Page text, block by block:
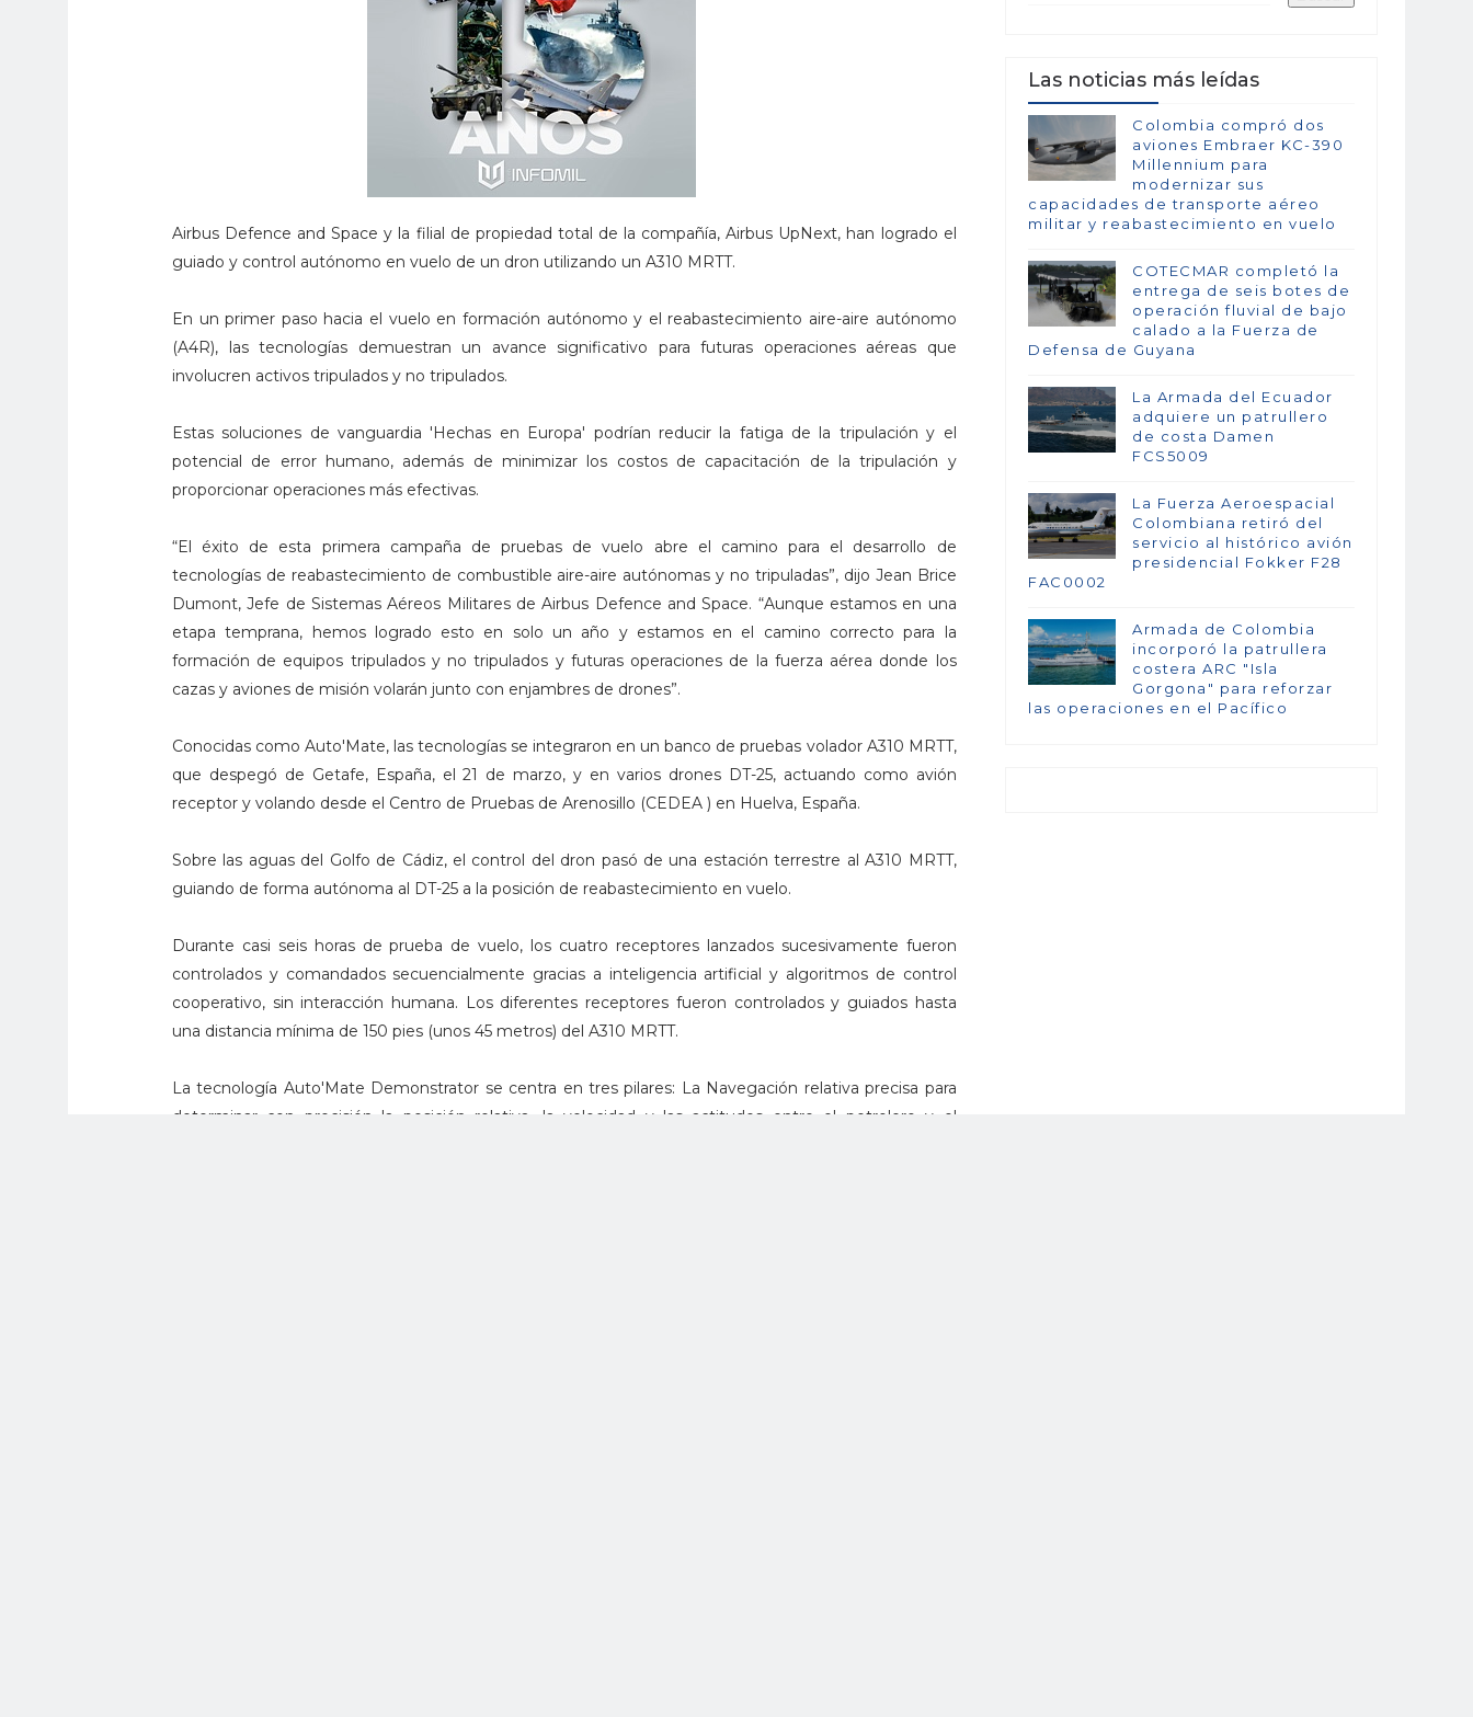
Airbus Defence and Space y la filial de propiedad total de la compañía, Airbus UpNext, han logrado el
guiado y control autónomo en vuelo de un dron utilizando un A310 MRTT.
En un primer paso hacia el vuelo en formación autónomo y el reabastecimiento aire-aire autónomo
(A4R), las tecnologías demuestran un avance significativo para futuras operaciones aéreas que
involucren activos tripulados y no tripulados.
Estas soluciones de vanguardia 'Hechas en Europa' podrían reducir la fatiga de la tripulación y el
potencial de error humano, además de minimizar los costos de capacitación de la tripulación y
proporcionar operaciones más efectivas.
“El éxito de esta primera campaña de pruebas de vuelo abre el camino para el desarrollo de
tecnologías de reabastecimiento de combustible aire-aire autónomas y no tripuladas”, dijo Jean Brice
Dumont, Jefe de Sistemas Aéreos Militares de Airbus Defence and Space. “Aunque estamos en una
etapa temprana, hemos logrado esto en solo un año y estamos en el camino correcto para la
formación de equipos tripulados y no tripulados y futuras operaciones de la fuerza aérea donde los
cazas y aviones de misión volarán junto con enjambres de drones”.
Conocidas como Auto'Mate, las tecnologías se integraron en un banco de pruebas volador A310 MRTT,
que despegó de Getafe, España, el 21 de marzo, y en varios drones DT-25, actuando como avión
receptor y volando desde el Centro de Pruebas de Arenosillo (CEDEA ) en Huelva, España.
Sobre las aguas del Golfo de Cádiz, el control del dron pasó de una estación terrestre al A310 MRTT,
guiando de forma autónoma al DT-25 a la posición de reabastecimiento en vuelo.
Durante casi seis horas de prueba de vuelo, los cuatro receptores lanzados sucesivamente fueron
controlados y comandados secuencialmente gracias a inteligencia artificial y algoritmos de control
cooperativo, sin interacción humana. Los diferentes receptores fueron controlados y guiados hasta
una distancia mínima de 150 pies (unos 45 metros) del A310 MRTT.
La tecnología Auto'Mate Demonstrator se centra en tres pilares: La Navegación relativa precisa para
determinar con precisión la posición relativa, la velocidad y las actitudes entre el petrolero y el
Las noticias más leídas
Colombia compró dos
aviones Embraer KC-390
Millennium para
modernizar sus
capacidades de transporte aéreo
militar y reabastecimiento en vuelo
COTECMAR completó la
entrega de seis botes de
operación fluvial de bajo
calado a la Fuerza de
Defensa de Guyana
La Armada del Ecuador
adquiere un patrullero
de costa Damen
FCS5009
La Fuerza Aeroespacial
Colombiana retiró del
servicio al histórico avión
presidencial Fokker F28
FAC0002
Armada de Colombia
incorporó la patrullera
costera ARC "Isla
Gorgona" para reforzar
las operaciones en el Pacífico